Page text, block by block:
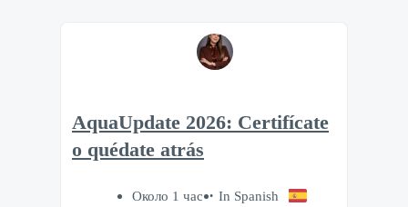
AquaUpdate 2026: Certifícate
o quédate atrás
Около 1 час In Spanish